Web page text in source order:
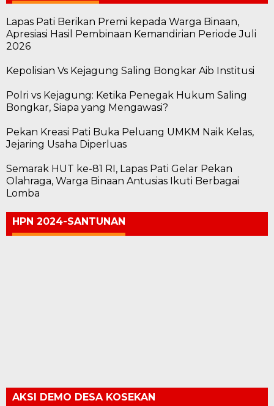
Lapas Pati Berikan Premi kepada Warga Binaan,
Apresiasi Hasil Pembinaan Kemandirian Periode Juli
2026
Kepolisian Vs Kejagung Saling Bongkar Aib Institusi
Polri vs Kejagung: Ketika Penegak Hukum Saling
Bongkar, Siapa yang Mengawasi?
Pekan Kreasi Pati Buka Peluang UMKM Naik Kelas,
Jejaring Usaha Diperluas
Semarak HUT ke-81 RI, Lapas Pati Gelar Pekan
Olahraga, Warga Binaan Antusias Ikuti Berbagai
Lomba
HPN 2024-SANTUNAN
AKSI DEMO DESA KOSEKAN